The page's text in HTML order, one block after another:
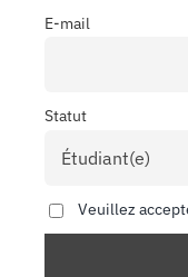
E-mail
Statut
Veuillez